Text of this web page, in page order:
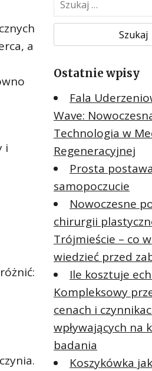
a
i
z
k
jOstatnie wpisy
Fala
Wave:
Technologia w
Regeneracyjnej
Prosta
samopoczucie
Nowoczesne
chirurgii
Trójmieście – co
wiedzieć przed
Ile kosztuje
Kompleksowy
cenach i
wpływających na
badania
Koszykówka